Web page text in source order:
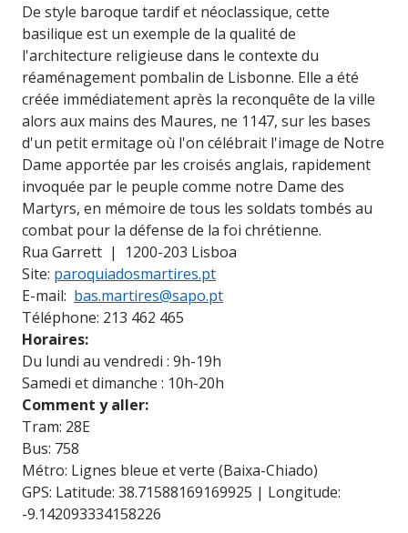
De style baroque tardif et néoclassique, cette
basilique est un exemple de la qualité de
l'architecture religieuse dans le contexte du
réaménagement pombalin de Lisbonne. Elle a été
créée immédiatement après la reconquête de la ville
alors aux mains des Maures, ne 1147, sur les bases
d'un petit ermitage où l'on célébrait l'image de Notre
Dame apportée par les croisés anglais, rapidement
invoquée par le peuple comme notre Dame des
Martyrs, en mémoire de tous les soldats tombés au
combat pour la défense de la foi chrétienne.
Rua Garrett | 1200-203 Lisboa
Site: paroquiadosmartires.pt
E-mail: bas.martires@sapo.pt
Téléphone: 213 462 465
Horaires:
Du lundi au vendredi : 9h-19h
Samedi et dimanche : 10h-20h
Comment y aller:
Tram: 28E
Bus: 758
Métro: Lignes bleue et verte (Baixa-Chiado)
GPS: Latitude: 38.71588169169925 | Longitude:
-9.142093334158226